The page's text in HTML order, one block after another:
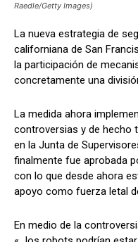
Raedle/Getty Images)
La nueva estrategia de
californiana de San
la participación de
concretamente una
La medida ahora
controversias y de hecho
en la Junta de
finalmente fue aprobada
con lo que desde ahora
apoyo como fuerza letal
En medio de la